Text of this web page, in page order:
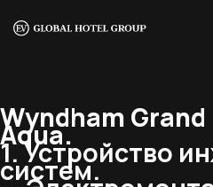
Wyndham
Aqua.
1. Устройство
систем.